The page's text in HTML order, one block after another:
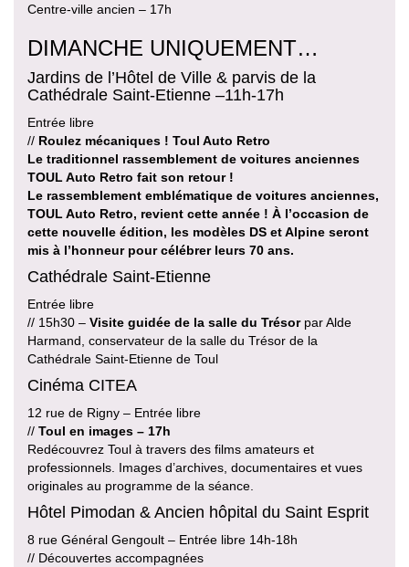
Centre-ville ancien – 17h
DIMANCHE UNIQUEMENT…
Jardins de l’Hôtel de Ville & parvis de la
Cathédrale Saint-Etienne –11h-17h
Entrée libre
// Roulez mécaniques ! Toul Auto Retro
Le traditionnel rassemblement de voitures anciennes
TOUL Auto Retro fait son retour !
Le rassemblement emblématique de voitures anciennes,
TOUL Auto Retro, revient cette année ! À l’occasion de
cette nouvelle édition, les modèles DS et Alpine seront
mis à l’honneur pour célébrer leurs 70 ans.
Cathédrale Saint-Etienne
Entrée libre
// 15h30 – Visite guidée de la salle du Trésorpar Alde
Harmand, conservateur de la salle du Trésor de la
Cathédrale Saint-Etienne de Toul
Cinéma CITEA
12 rue de Rigny – Entrée libre
// Toul en images – 17h
Redécouvrez Toul à travers des films amateurs et
professionnels. Images d’archives, documentaires et vues
originales au programme de la séance.
Hôtel Pimodan & Ancien hôpital du Saint Esprit
8 rue Général Gengoult – Entrée libre 14h-18h
// Découvertes accompagnées